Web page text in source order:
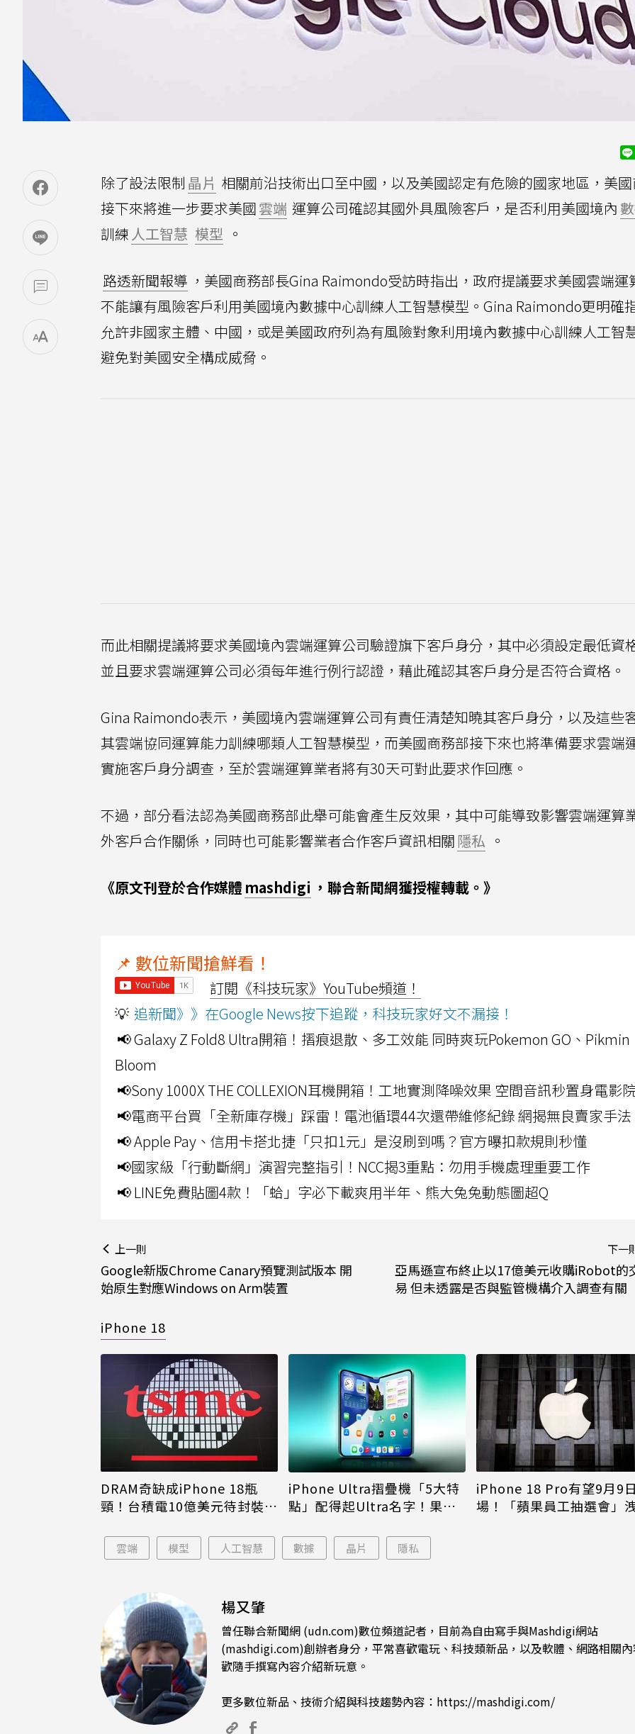
除了設法限制 晶片 相關前沿技術出口至中國，以及美國認定有危險的國家地區，美
接下來將進一步要求美國雲端 運算公司確認其國外具風險客戶，是否利用美國境內
訓練 人工智慧 模型 。
路透新聞報導 ，美國商務部長Gina Raimondo受訪時指出，政府提議要求美國雲端運
不能讓有風險客戶利用美國境內數據中心訓練人工智慧模型。Gina Raimondo更明確
允許非國家主體、中國，或是美國政府列為有風險對象利用境內數據中心訓練人工智
避免對美國安全構成威脅。
而此相關提議將要求美國境內雲端運算公司驗證旗下客戶身分，其中必須設定最低資
並且要求雲端運算公司必須每年進行例行認證，藉此確認其客戶身分是否符合資格。
Gina Raimondo表示，美國境內雲端運算公司有責任清楚知曉其客戶身分，以及這些
其雲端協同運算能力訓練哪類人工智慧模型，而美國商務部接下來也將準備要求雲端
實施客戶身分調查，至於雲端運算業者將有30天可對此要求作回應。
不過，部分看法認為美國商務部此舉可能會產生反效果，其中可能導致影響雲端運算
外客戶合作關係，同時也可能影響業者合作客戶資訊相關 隱私 。
《原文刊登於合作媒體 mashdigi ，聯合新聞網獲授權轉載。》
📌 數位新聞搶鮮看！
訂閱《科技玩家》YouTube頻道！
💡 追新聞》》在Google News按下追蹤，科技玩家好文不漏接！
📢 Galaxy Z Fold8 Ultra開箱！摺痕退散、多工效能 同時爽玩Pokemon GO、Pikmin
Bloom
📢Sony 1000X THE COLLEXION耳機開箱！工地實測降噪效果 空間音訊秒置身電影
📢電商平台買「全新庫存機」踩雷！電池循環44次還帶維修紀錄 網揭無良賣家手法
📢 Apple Pay、信用卡搭北捷「只扣1元」是沒刷到嗎？官方曝扣款規則秒懂
📢國家級「行動斷網」演習完整指引！NCC揭3重點：勿用手機處理重要工作
📢 LINE免費貼圖4款！「蛤」字必下載爽用半年、熊大兔兔動態圖超Q
上一則
Google新版Chrome Canary預覽測試版本 開
始原生對應Windows on Arm裝置
下一
亞馬遜宣布終止以17億美元收購iRobot的
易 但未透露是否與監管機構介入調查有關
iPhone 18
DRAM奇缺成iPhone 18瓶
頸！台積電10億美元待封裝晶
iPhone Ultra摺疊機「5大特
點」配得起Ultra名字！果粉
iPhone 18 Pro有望9月9
場！「蘋果員工抽選會」
雲端 模型 人工智慧 數據 晶片 隱私
楊又肇
曾任聯合新聞網 (udn.com)數位頻道記者，目前為自由寫手與Mashdigi網站
(mashdigi.com)創辦者身分，平常喜歡電玩、科技類新品，以及軟體、網路相關
歡隨手撰寫內容介紹新玩意。
更多數位新品、技術介紹與科技趨勢內容： https://mashdigi.com/